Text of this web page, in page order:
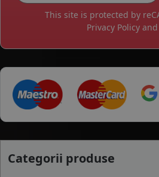
This site is protected by
Privacy Policy and
Categorii produse